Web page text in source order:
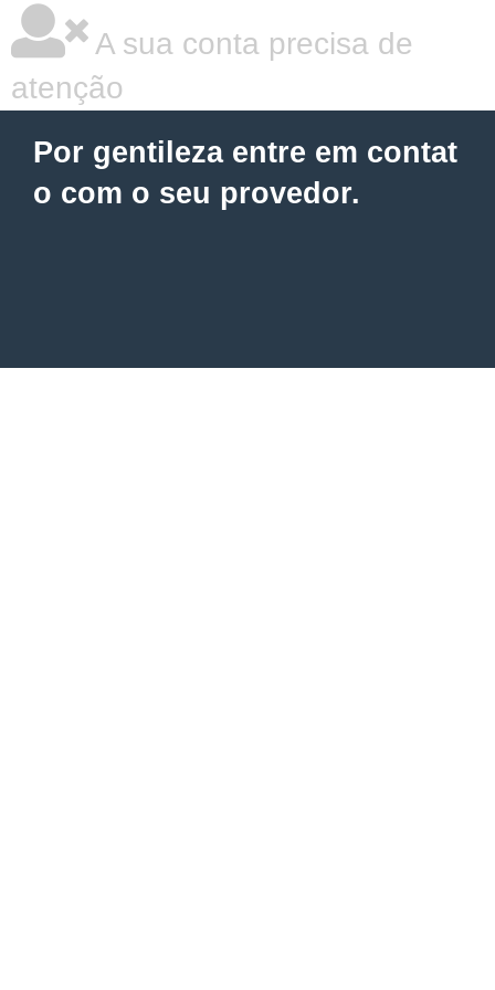
A sua conta precisa de
atenção
Por gentileza entre em contat
o com o seu provedor.